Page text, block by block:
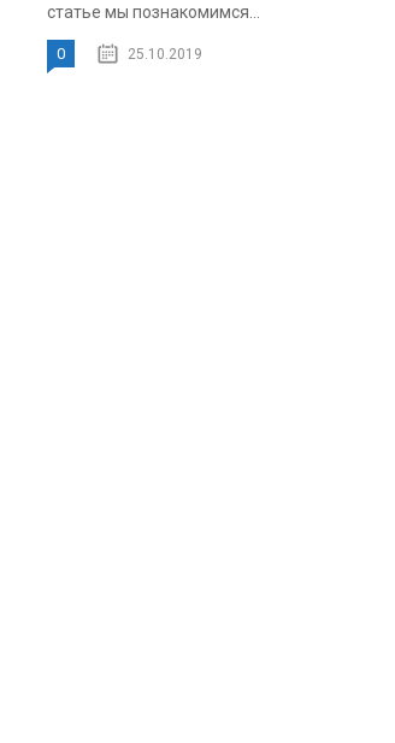
статье мы познакомимся...
0 25.10.2019